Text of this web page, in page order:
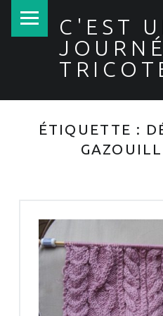
C'EST
ÉTIQUETTE :